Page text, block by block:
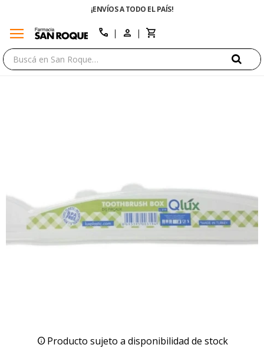
¡ENVÍOS A TODO EL PAÍS!
menu call
Producto sujeto a disponibilidad de stock
close